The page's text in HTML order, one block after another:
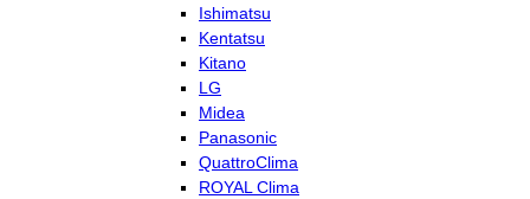
Ishimatsu
Kentatsu
Kitano
LG
Midea
Panasonic
QuattroClima
ROYAL Clima